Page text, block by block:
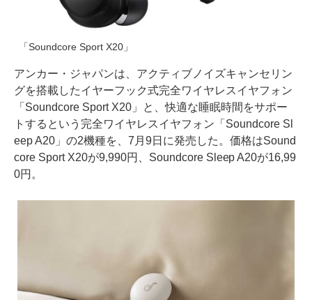
「Soundcore Sport X20」
アンカー・ジャパンは、アクティブノイズキャンセリン
グを搭載したイヤーフック式完全ワイヤレスイヤフォン
「Soundcore Sport X20」と、快適な睡眠時間をサポー
トするという完全ワイヤレスイヤフォン「Soundcore Sl
eep A20」の2機種を、7月9日に発売した。価格はSound
core Sport X20が9,990円、Soundcore Sleep A20が16,99
0円。